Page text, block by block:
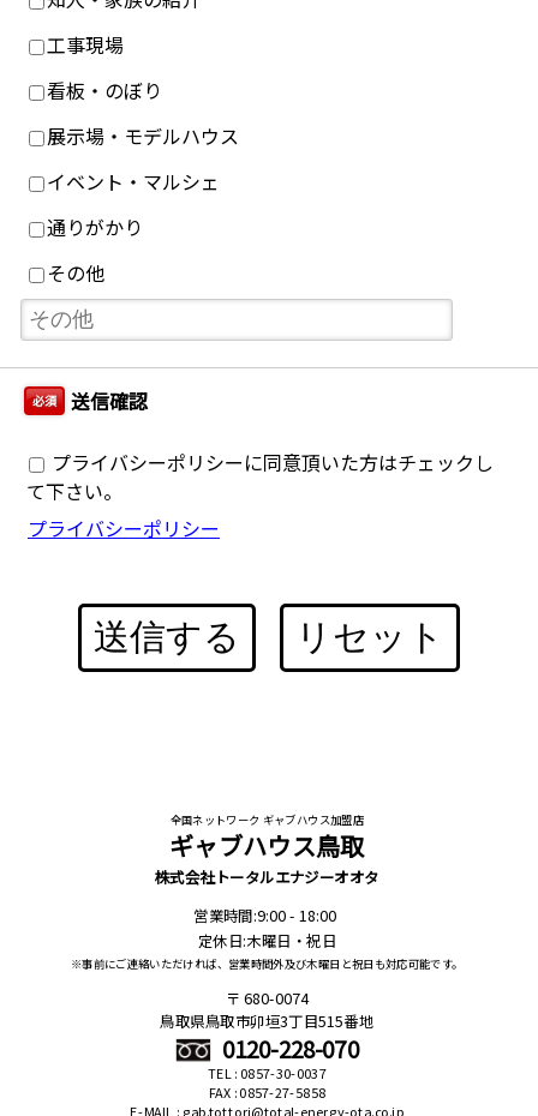
工事現場
看板・のぼり
展示場・モデルハウス
イベント・マルシェ
通りがかり
その他
必須 送信確認
プライバシーポリシーに同意頂いた方はチェックし
て下さい。
プライバシーポリシー
送信する リセット
全国ネットワーク ギャブハウス加盟店
ギャブハウス鳥取
株式会社トータルエナジーオオタ
営業時間:9:00 - 18:00
定休日:木曜日・祝日
※事前にご連絡いただければ、営業時間外及び木曜日と祝日も対応可能です。
680-0074
鳥取県鳥取市卯垣3丁目515番地
0120-228-070
TEL : 0857-30-0037
FAX : 0857-27-5858
E-MAIL : gab.tottori@total-energy-ota.co.jp